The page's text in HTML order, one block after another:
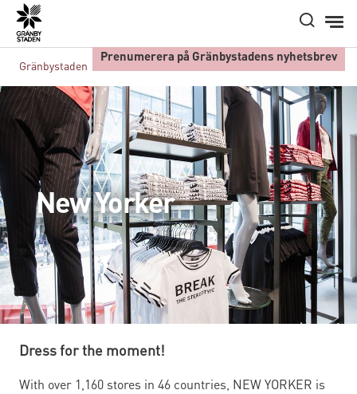
Hem
Prenumerera på Gränbystadens nyhetsbrev
Gränbystaden New Yorker
New Yorker
Dress for the moment!
With over 1,160 stores in 46 countries, NEW YORKER is